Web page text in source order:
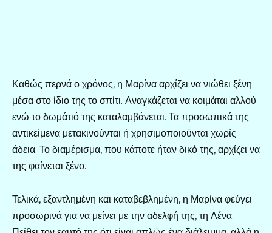
Καθώς περνά ο χρόνος, η Μαρίνα αρχίζει να νιώθει ξένη
μέσα στο ίδιο της το σπίτι. Αναγκάζεται να κοιμάται αλλού
ενώ το δωμάτιό της καταλαμβάνεται. Τα προσωπικά της
αντικείμενα μετακινούνται ή χρησιμοποιούνται χωρίς
άδεια. Το διαμέρισμα, που κάποτε ήταν δικό της, αρχίζει να
της φαίνεται ξένο.
Τελικά, εξαντλημένη και καταβεβλημένη, η Μαρίνα φεύγει
προσωρινά για να μείνει με την αδελφή της, τη Λένα.